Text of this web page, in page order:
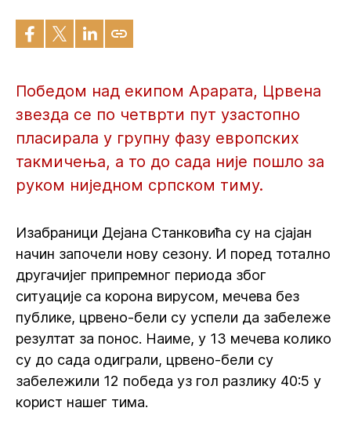
Победом над екипом Арарата, Црвена
звезда се по четврти пут узастопно
пласирала у групну фазу европских
такмичења, а то до сада није пошло за
руком ниједном српском тиму.
Изабраници Дејана Станковића су на сјајан
начин започели нову сезону. И поред тотално
другачијег припремног периода због
ситуације са корона вирусом, мечева без
публике, црвено-бели су успели да забележе
резултат за понос. Наиме, у 13 мечева колико
су до сада одиграли, црвено-бели су
забележили 12 победа уз гол разлику 40:5 у
корист нашег тима.